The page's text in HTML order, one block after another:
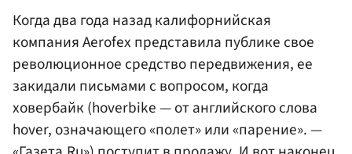
Когда два года назад калифорнийская
компания Aerofex представила публике свое
революционное средство передвижения, ее
закидали письмами с вопросом, когда
ховербайк (hoverbike — от английского слова
hover, означающего «полет» или «парение». —